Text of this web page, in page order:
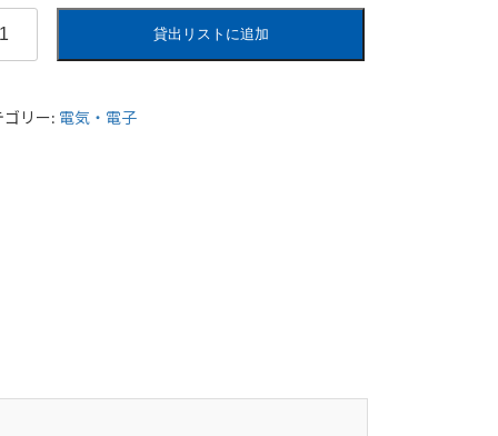
貸出リストに追加
ゴリー: 電気・電子